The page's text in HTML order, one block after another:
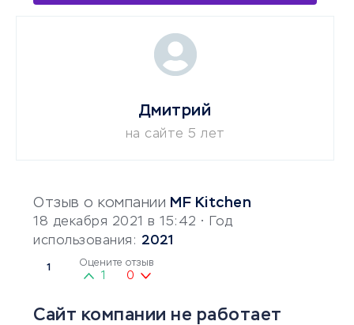
Отзыв о компании MF Kitchen
18 декабря 2021 в 15:42 • Год
использования: 2021
1 Оцените отзыв
1 0
Сайт компании не работает
Дмитрий
на сайте 5 лет